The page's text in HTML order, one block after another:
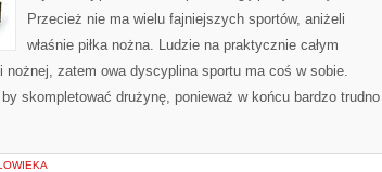
Przecież nie ma wielu fajniejszych sportów, aniżeli
właśnie piłka nożna. Ludzie na praktycznie całym
nożnej, zatem owa dyscyplina sportu ma coś w sobie.
skompletować drużynę, ponieważ w końcu bardzo trudno